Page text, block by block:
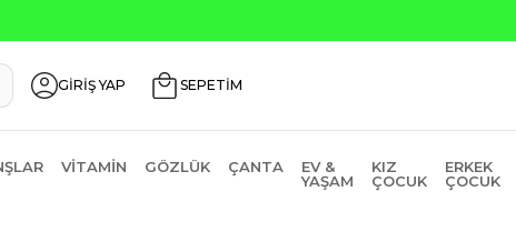
Ürünlerde ₺2000 Üzeri ₺200 İndirim Kodu: AGUSTOS200
GİRİŞ YAP SEPETİM
VITAMIN GÖZLÜK ÇANTA
EV &
YAŞAM
KIZ
ÇOCUK
ERKEK
ÇOCUK